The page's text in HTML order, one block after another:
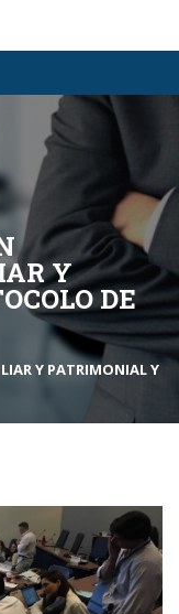
Y
DE
Y PATRIMONIAL Y